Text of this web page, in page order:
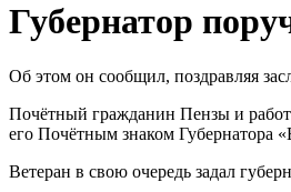
Губернатор
Об этом он сообщил, поздравляя
Почётный гражданин Пензы и
его Почётным знаком Губернатора
Ветеран в свою очередь задал